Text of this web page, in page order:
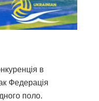
в
Федерація
поло.